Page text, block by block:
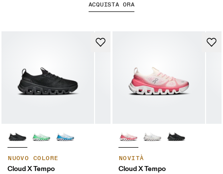
NUOVO COLORE
Cloud X Tempo
NOVITÀ
Cloud X Tempo
ACQUISTA ORA